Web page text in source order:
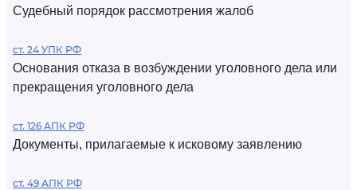
Судебный порядок рассмотрения жалоб
ст. 24 УПК РФ
Основания отказа в возбуждении уголовного дела или
прекращения уголовного дела
ст. 126 АПК РФ
Документы, прилагаемые к исковому заявлению
ст. 49 АПК РФ